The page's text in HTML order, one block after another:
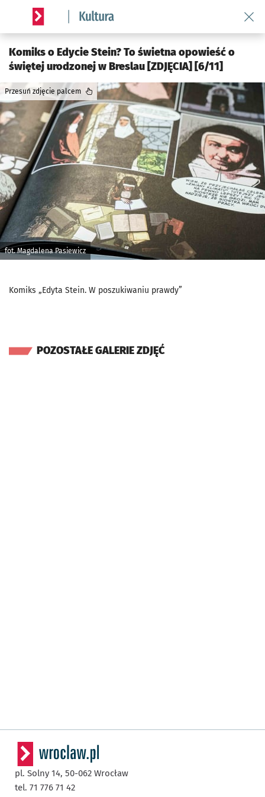
Serwis informacyjny wroclaw.pl podserwis: Kultura
Komiks o Edycie Stein? To świetna opowieść o
świętej urodzonej w Breslau [ZDJĘCIA] [6/11]
fot. Magdalena Pasiewicz
Przesuń zdjęcie palcem
Komiks „Edyta Stein. W poszukiwaniu prawdy”
POZOSTAŁE GALERIE ZDJĘĆ
pl. Solny 14, 50-062 Wrocław
tel. 71 776 71 42